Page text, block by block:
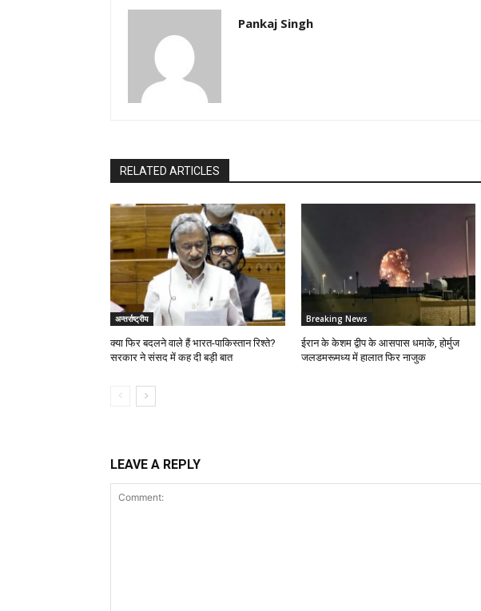
Pankaj Singh
RELATED ARTICLES
अन्तर्राष्ट्रीय
क्या फिर बदलने वाले हैं भारत-पाकिस्तान रिश्ते?
सरकार ने संसद में कह दी बड़ी बात
Breaking News
ईरान के केशम द्वीप के आसपास धमाके, होर्मुज
जलडमरूमध्य में हालात फिर नाजुक
LEAVE A REPLY